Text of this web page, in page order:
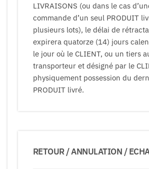
LIVRAISONS (ou dans le cas
commande d’un seul PRODUIT
plusieurs lots), le délai de
expirera quatorze (14) jours
le jour où le CLIENT, ou un tiers
transporteur et désigné par le
physiquement possession du
PRODUIT livré.
RETOUR / ANNULATION /